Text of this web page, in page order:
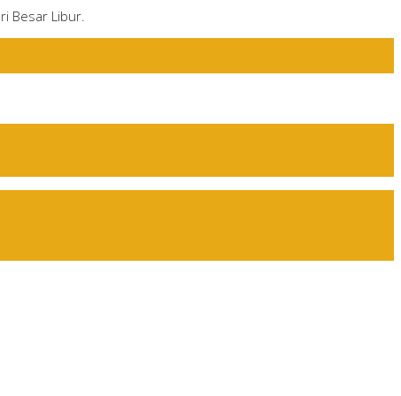
Besar Libur.